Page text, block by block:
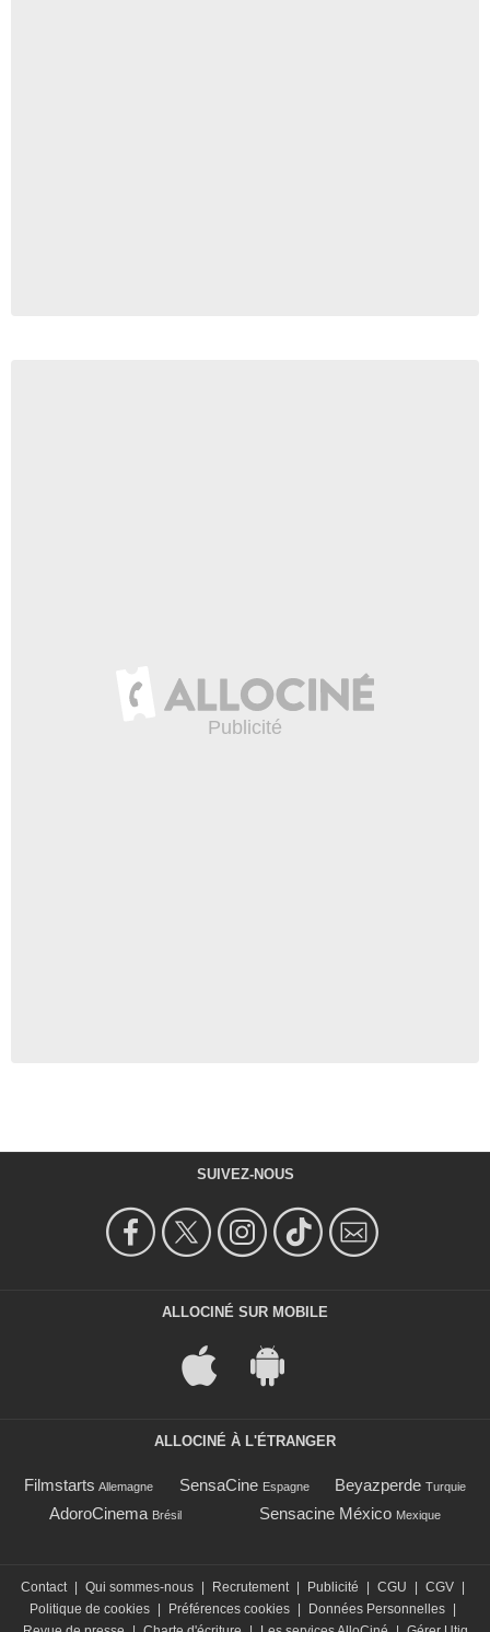
SUIVEZ-NOUS
ALLOCINÉ SUR MOBILE
ALLOCINÉ À L'ÉTRANGER
Filmstarts Allemagne SensaCine Espagne Beyazperde Turquie
AdoroCinema Brésil Sensacine México Mexique
Contact Qui sommes-nous Recrutement Publicité CGU CGV
Politique de cookies
Préférences cookies Données Personnelles